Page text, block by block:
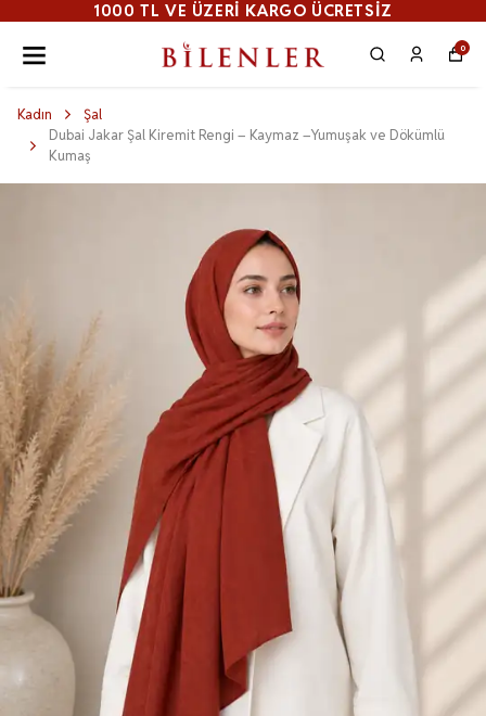
1000 TL VE ÜZERI KARGO ÜCRETSİZ
0
Kadın
Şal
Dubai Jakar Şal Kiremit Rengi – Kaymaz –Yumuşak ve Dökümlü
Kumaş